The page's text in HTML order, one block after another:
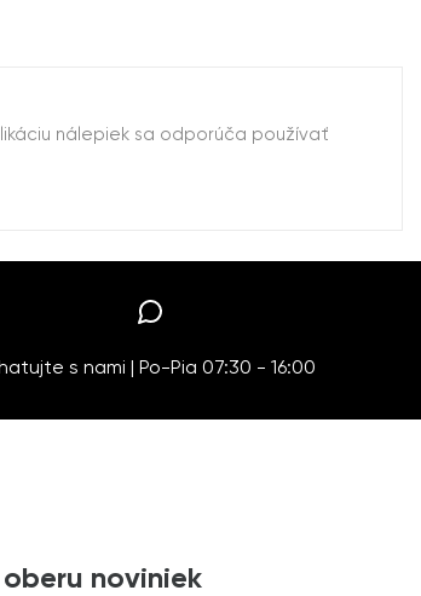
nálepiek sa odporúča používať
s nami | Po-Pia 07:30 - 16:00
oberu noviniek